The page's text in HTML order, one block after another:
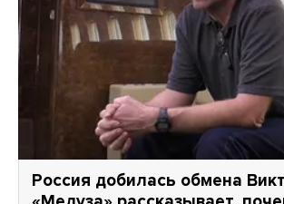
Россия добилась обмена